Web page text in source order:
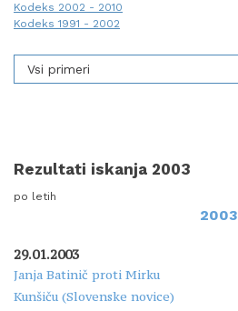
Kodeks 2002 - 2010
Kodeks 1991 - 2002
Vsi primeri
Rezultati iskanja 2003
po letih
2003
29.01.2003
Janja Batinič proti Mirku
Kunšiču (Slovenske novice)